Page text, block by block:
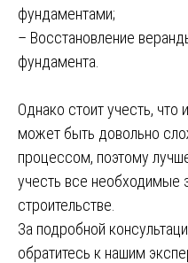
фундаментами;
– Восстановление
фундамента.
Однако стоит учесть, что
может быть довольно
процессом, поэтому
учесть все необходимые
строительстве.
За подробной
обратитесь к нашим